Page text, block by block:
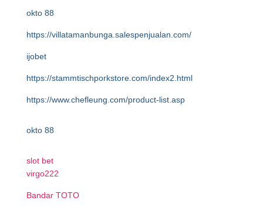
okto 88
https://villatamanbunga.salespenjualan.com/
ijobet
https://stammtischporkstore.com/index2.html
https://www.chefleung.com/product-list.asp
okto 88
slot bet
virgo222
Bandar TOTO